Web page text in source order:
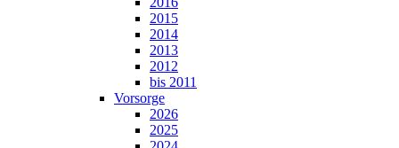
2015
2014
2013
2012
bis 2011
Vorsorge
2026
2025